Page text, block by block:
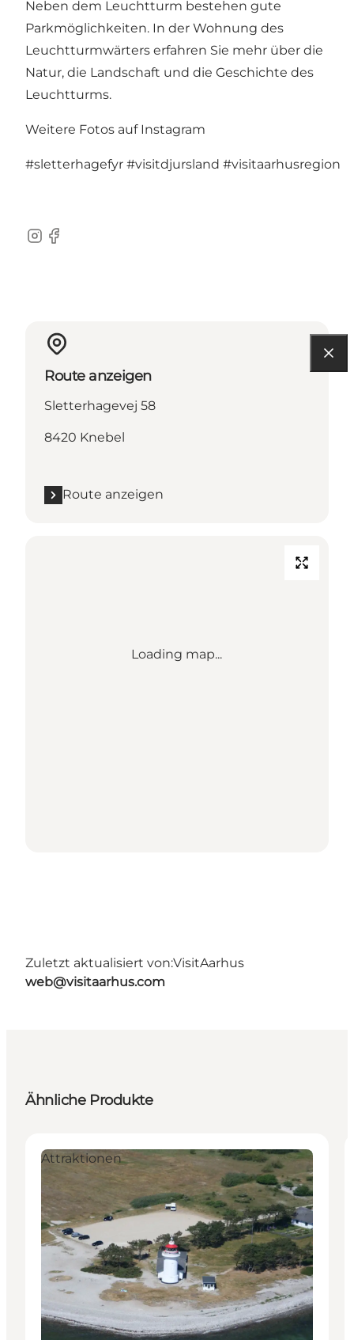
Neben dem Leuchtturm bestehen gute
Parkmöglichkeiten. In der Wohnung des
Leuchtturmwärters erfahren Sie mehr über die
Natur, die Landschaft und die Geschichte des
Leuchtturms.
Weitere Fotos auf Instagram
#sletterhagefyr #visitdjursland #visitaarhusregion
Instagram
Facebook
Route anzeigen
Sletterhagevej 58
8420 Knebel
Route anzeigen
Loading map...
Zuletzt aktualisiert von:VisitAarhus
web@visitaarhus.com
Ähnliche Produkte
Attraktionen